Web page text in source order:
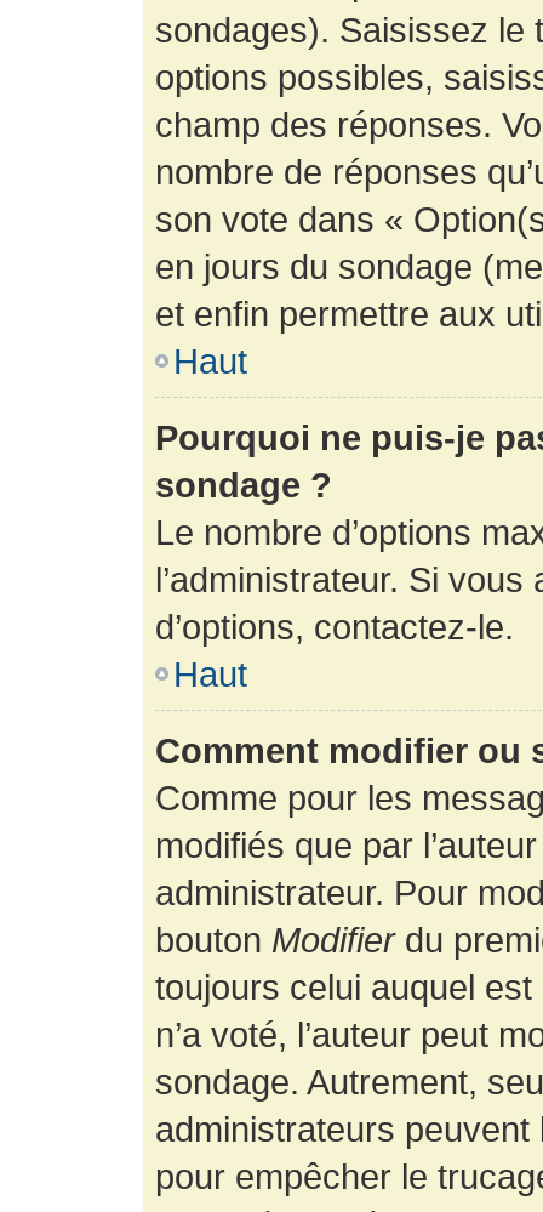
sondages). Saisissez le
options possibles,
champ des réponses.
nombre de réponses
son vote dans «
en jours du sondage
et enfin permettre aux
Haut
Pourquoi ne puis-je
sondage ?
Le nombre d’options
l’administrateur. Si
d’options, contactez-le.
Haut
Comment modifier ou
Comme pour les
modifiés que par
administrateur. Pour
bouton Modifierdu
toujours celui auquel
n’a voté, l’auteur peut
sondage. Autrement,
administrateurs
pour empêcher le